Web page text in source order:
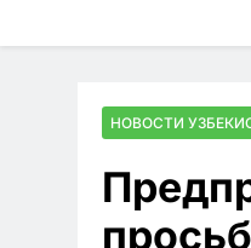
НОВОСТИ